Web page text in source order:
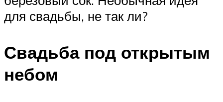
для свадьбы, не так ли?
Свадьба под открытым
небом